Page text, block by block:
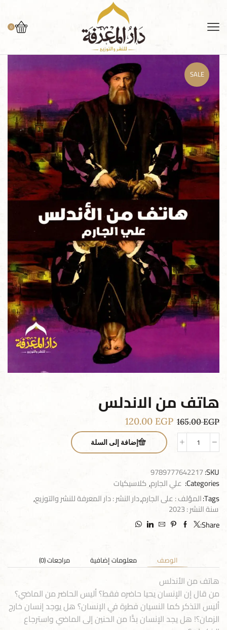
0
SALE
هاتف من الاندلس
165.00EGP
120.00 EGP
إضافة إلى السلة
SKU:
9789777642217
Categories: علي الجارم, كلاسيكيات
Tags: المؤلف : على الجارم,دار النشر : دار المعرفة للنشر والتوزيع,
سنة النشر : 2023
Share:
الوصف معلومات إضافية مراجعات (0)
هاتف من الأندلس
من قال إن الإنسان يحيا حاضره فقط؟ أليس الحاضر من الماضي؟
أليس التذكر كما النسيان فطرة في الإنسان؟ هل يوجد إنسان خارج
الزمان؟! هل يجد الإنسان بدًّا من الحنين إلى الماضي واسترجاع